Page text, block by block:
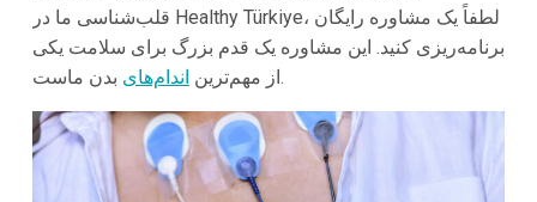
قلب‌شناسی ما در Healthy Türkiye، لطفاً یک مشاوره رایگان
برنامه‌ریزی کنید. این مشاوره یک قدم بزرگ برای سلامت یکی
از مهم‌ترین اندام‌های بدن ماست.